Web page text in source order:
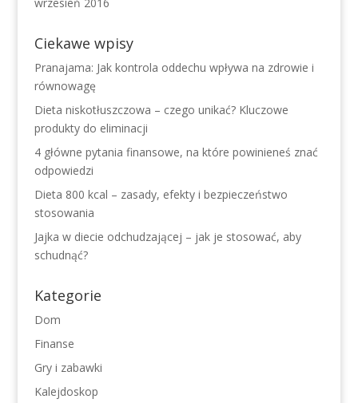
Ciekawe wpisy
Pranajama: Jak kontrola oddechu wpływa na zdrowie i
równowagę
Dieta niskotłuszczowa – czego unikać? Kluczowe
produkty do eliminacji
4 główne pytania finansowe, na które powinieneś znać
odpowiedzi
Dieta 800 kcal – zasady, efekty i bezpieczeństwo
stosowania
Jajka w diecie odchudzającej – jak je stosować, aby
schudnąć?
Kategorie
Dom
Finanse
Gry i zabawki
Kalejdoskop